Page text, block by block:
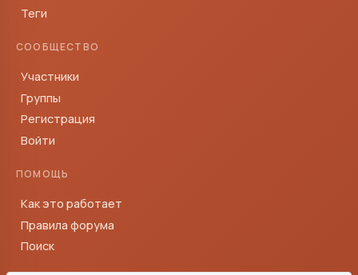
Теги
СООБЩЕСТВО
Участники
Группы
Регистрация
Войти
ПОМОЩЬ
Как это работает
Правила форума
Поиск